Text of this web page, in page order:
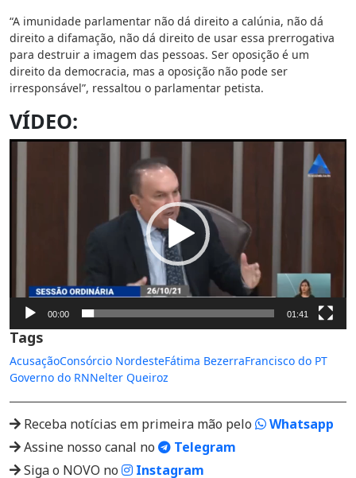
“A imunidade parlamentar não dá direito a calúnia, não dá
direito a difamação, não dá direito de usar essa prerrogativa
para destruir a imagem das pessoas. Ser oposição é um
direito da democracia, mas a oposição não pode ser
irresponsável”, ressaltou o parlamentar petista.
VÍDEO:
Tocador
00:00 01:41
Tags
AcusaçãoConsórcio NordesteFátima BezerraFrancisco do PT
Governo do RNNelter Queiroz
Receba notícias em primeira mão pelo
Whatsapp
Assine nosso canal no
Telegram
Siga o NOVO no
Instagram